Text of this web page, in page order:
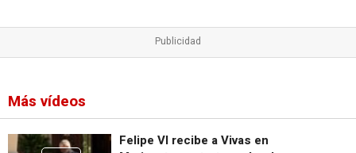
Más vídeos
Felipe VI recibe a Vivas en